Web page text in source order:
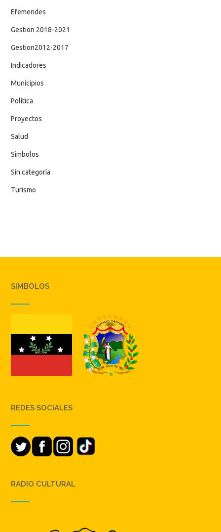
Efemerides
Gestion 2018-2021
Gestion2012-2017
Indicadores
Municipios
Política
Proyectos
Salud
Simbolos
Sin categoría
Turismo
SIMBOLOS
REDES SOCIALES
RADIO CULTURAL